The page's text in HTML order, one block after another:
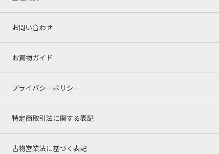
お問い合わせ
お買物ガイド
プライバシーポリシー
特定商取引法に関する表記
古物営業法に基づく表記